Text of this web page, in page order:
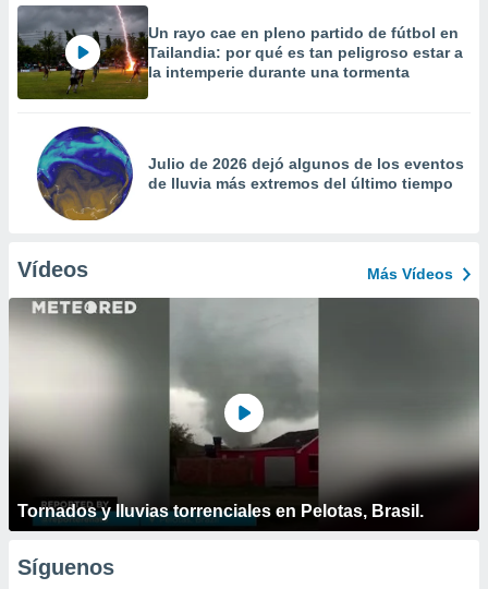
Un rayo cae en pleno partido de fútbol en
Tailandia: por qué es tan peligroso estar a
la intemperie durante una tormenta
Julio de 2026 dejó algunos de los eventos
de lluvia más extremos del último tiempo
Vídeos Más Vídeos
Tornados y lluvias torrenciales en Pelotas, Brasil.
Síguenos